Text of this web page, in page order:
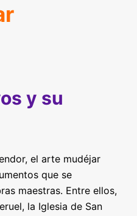
y su
el arte mudéjar
que se
maestras. Entre ellos,
la Iglesia de San